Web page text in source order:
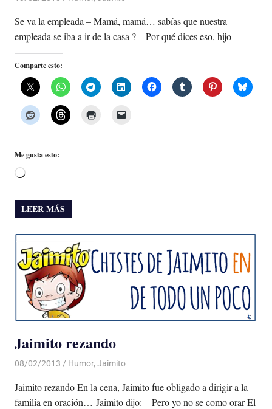
Se va la empleada – Mamá, mamá… sabías que nuestra
empleada se iba a ir de la casa ? – Por qué dices eso, hijo
Comparte esto:
Me gusta esto:
Cargando...
LEER MÁS
Jaimito rezando
08/02/2013 Luis Castellanos
Humor, Jaimito
Jaimito rezando En la cena, Jaimito fue obligado a dirigir a la
familia en oración… Jaimito dijo: – Pero yo no se como orar El